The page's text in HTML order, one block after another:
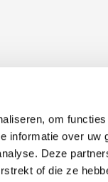
om
informatie over uw
Deze
of die ze